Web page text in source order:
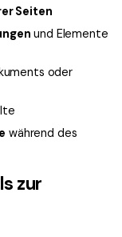
Seiten
und Elemente
oder
während des
zur